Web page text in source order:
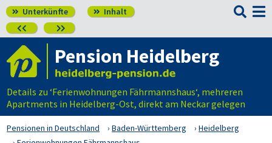
 Unterkünfte  Inhalt
 

Pension Heidelberg
Details zu ‘Ferienwohnungen Fährmannshaus‘, mehreren
Apartments in Heidelberg-Ost, direkt am Neckar gelegen
Pensionen in Deutschland Baden-Württemberg
Heidelberg